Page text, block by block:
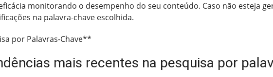
monitorando o desempenho do seu conteúdo. Caso não esteja
na palavra-chave escolhida.
por Palavras-Chave**
mais recentes na pesquisa por